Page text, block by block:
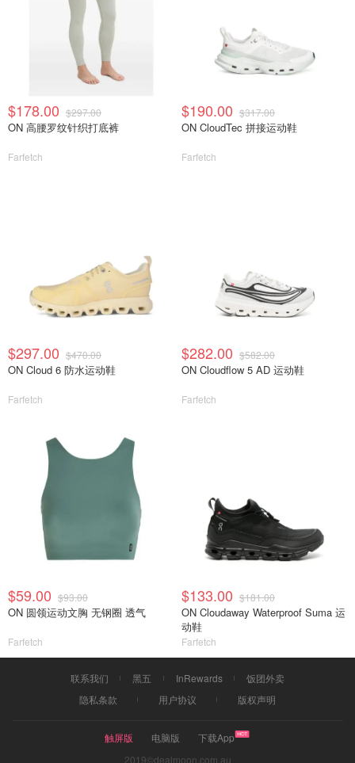
$178.00 $297.00
ON 高腰罗纹针织打底裤
Farfetch
$190.00 $317.00
ON CloudTec 拼接运动鞋
Farfetch
$297.00 $470.00
ON Cloud 6 防水运动鞋
Farfetch
$282.00 $582.00
ON Cloudflow 5 AD 运动鞋
Farfetch
$59.00 $93.00
ON 圆领运动文胸 无钢圈 透气
Farfetch
$133.00 $181.00
ON Cloudaway Waterproof Suma 运
动鞋
Farfetch
联系我们 黑五 InRewards
饭团外卖
隐私条款
用户协议 版权声明
触屏版 电脑版
下载App
2019©dealmoon.com.au